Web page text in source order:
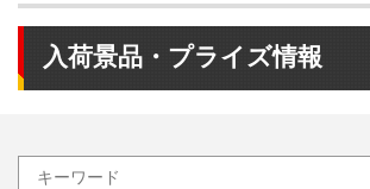
入荷景品・プライズ情報